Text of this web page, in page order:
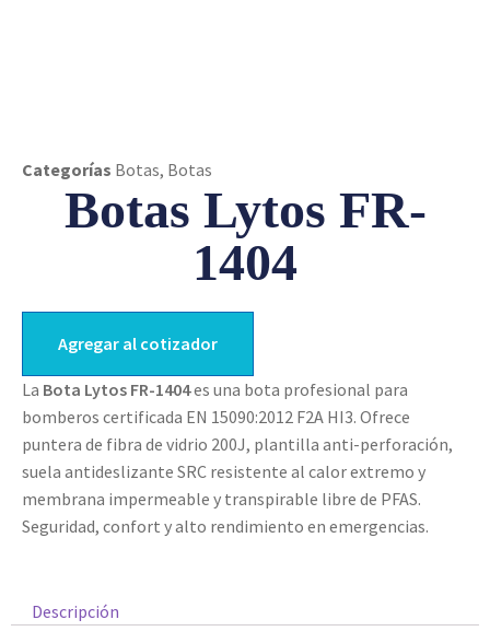
Categorías Botas, Botas
Botas Lytos FR-
1404
Agregar al cotizador
La Bota Lytos FR-1404es una bota profesional para
bomberos certificada EN 15090:2012 F2A HI3. Ofrece
puntera de fibra de vidrio 200J, plantilla anti-perforación,
suela antideslizante SRC resistente al calor extremo y
membrana impermeable y transpirable libre de PFAS.
Seguridad, confort y alto rendimiento en emergencias.
Descripción